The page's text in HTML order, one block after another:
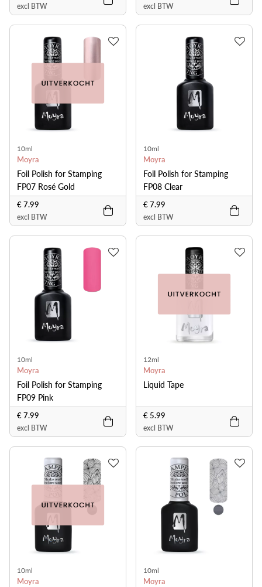
excl BTW excl BTW
10ml
Moyra
Foil Polish for Stamping
FP07 Rosé Gold
€ 7.99
excl BTW
10ml
Moyra
Foil Polish for Stamping
FP08 Clear
€ 7.99
excl BTW
10ml
Moyra
Foil Polish for Stamping
FP09 Pink
€ 7.99
excl BTW
12ml
Moyra
Liquid Tape
€ 5.99
excl BTW
10ml
Moyra
10ml
Moyra